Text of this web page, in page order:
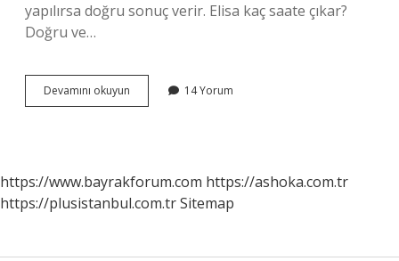
yapılırsa doğru sonuç verir. Elisa kaç saate çıkar?
Doğru ve…
Devamını okuyun
Testi
14 Yorum
https://www.bayrakforum.com https://ashoka.com.tr
https://plusistanbul.com.trSitemap